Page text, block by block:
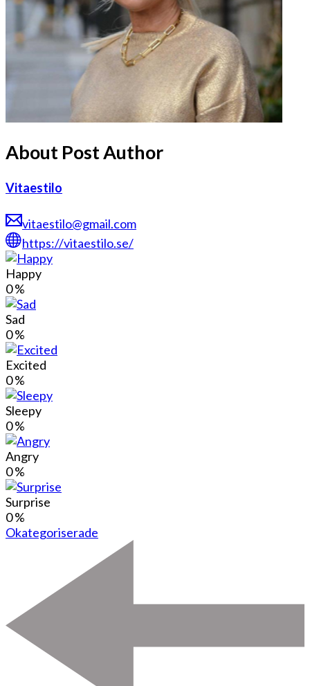
About Post Author
Vitaestilo
vitaestilo@gmail.com
https://vitaestilo.se/
Happy
0%
Sad
0%
Excited
0%
Sleepy
0%
Angry
0%
Surprise
0%
Okategoriserade